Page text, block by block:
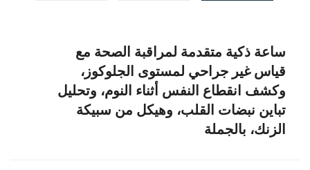
ساعة ذكية متقدمة لمراقبة الصحة مع
قياس غير جراحي لمستوى الجلوكوز،
وكشف انقطاع النفس أثناء النوم، وتحليل
تباين نبضات القلب، وهيكل من سبيكة
الزنك، بالجملة